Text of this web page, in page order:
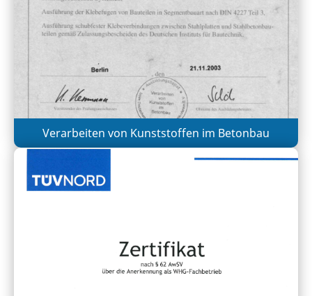
Verarbeiten von Kunststoffen im Betonbau